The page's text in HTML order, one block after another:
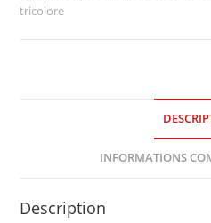
tricolore
INFORMATIONS
Description